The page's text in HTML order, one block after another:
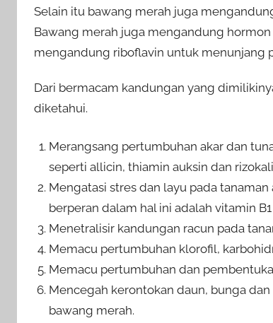
Selain itu bawang merah juga
Bawang merah juga mengandung
mengandung riboflavin untuk menunjang
Dari bermacam kandungan yang
diketahui.
Merangsang pertumbuhan akar dan
seperti allicin, thiamin auksin dan
Mengatasi stres dan layu pada
berperan dalam hal ini adalah vitamin
Menetralisir kandungan racun pada
Memacu pertumbuhan klorofil,
Memacu pertumbuhan dan
Mencegah kerontokan daun, bunga
bawang merah.